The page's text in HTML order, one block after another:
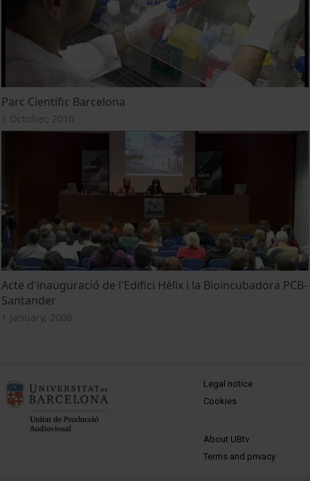
Parc Científic Barcelona
1 October, 2010
Acte d'inauguració de l'Edifici Hèlix i la Bioincubadora PCB-
Santander
1 January, 2008
MENÚ PEU 1
Legal notice
Cookies
PEU 2
About UBtv
Terms and privacy